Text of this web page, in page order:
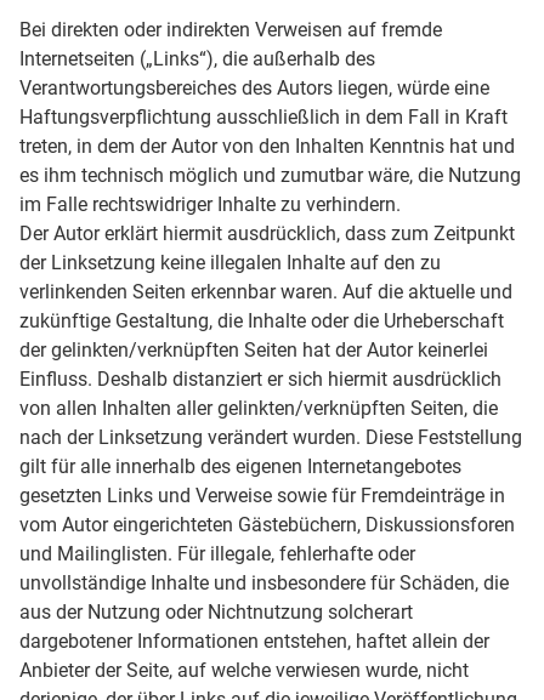
Bei direkten oder indirekten Verweisen auf fremde
Internetseiten („Links“), die außerhalb des
Verantwortungsbereiches des Autors liegen, würde eine
Haftungsverpflichtung ausschließlich in dem Fall in Kraft
treten, in dem der Autor von den Inhalten Kenntnis hat und
es ihm technisch möglich und zumutbar wäre, die Nutzung
im Falle rechtswidriger Inhalte zu verhindern.
Der Autor erklärt hiermit ausdrücklich, dass zum Zeitpunkt
der Linksetzung keine illegalen Inhalte auf den zu
verlinkenden Seiten erkennbar waren. Auf die aktuelle und
zukünftige Gestaltung, die Inhalte oder die Urheberschaft
der gelinkten/verknüpften Seiten hat der Autor keinerlei
Einfluss. Deshalb distanziert er sich hiermit ausdrücklich
von allen Inhalten aller gelinkten/verknüpften Seiten, die
nach der Linksetzung verändert wurden. Diese Feststellung
gilt für alle innerhalb des eigenen Internetangebotes
gesetzten Links und Verweise sowie für Fremdeinträge in
vom Autor eingerichteten Gästebüchern, Diskussionsforen
und Mailinglisten. Für illegale, fehlerhafte oder
unvollständige Inhalte und insbesondere für Schäden, die
aus der Nutzung oder Nichtnutzung solcherart
dargebotener Informationen entstehen, haftet allein der
Anbieter der Seite, auf welche verwiesen wurde, nicht